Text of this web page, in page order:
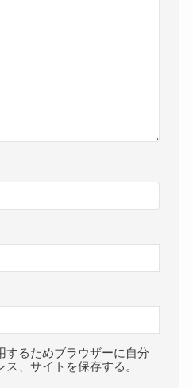
するためブラウザーに自分
、サイトを保存する。